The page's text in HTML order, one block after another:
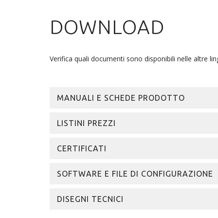
DOWNLOAD
Verifica quali documenti sono disponibili nelle altre
MANUALI E SCHEDE PRODOTTO
LISTINI PREZZI
CERTIFICATI
SOFTWARE E FILE DI CONFIGURAZIONE
DISEGNI TECNICI